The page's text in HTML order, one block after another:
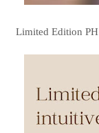
Limited Edition